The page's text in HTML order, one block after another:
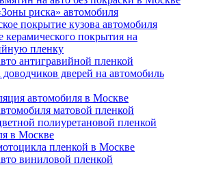
риска» автомобиля
покрытие кузова автомобиля
керамического покрытия на
пленку
антигравийной пленкой
доводчиков дверей на автомобиль
автомобиля в Москве
матовой пленкой
полиуретановой пленкой
в Москве
пленкой в Москве
виниловой пленкой